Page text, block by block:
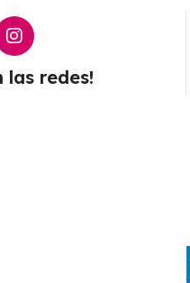
las redes!